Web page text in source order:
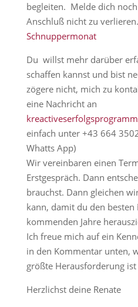
begleiten. Melde dich
Anschluß nicht zu verlieren.
Schnuppermonat
Du willst mehr darüber
schaffen kannst und bist
zögere nicht, mich zu
eine Nachricht an
einfach unter +43 664
Whatts App)
Wir vereinbaren einen
Erstgespräch. Dann
brauchst. Dann gleichen
kann, damit du den
kommenden Jahre
Ich freue mich auf ein
in den Kommentar unten,
größte Herausforderung
Herzlichst deine Renate